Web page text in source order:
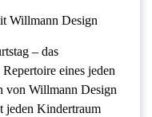
Willmann Design
– das
eines jeden
von Willmann Design
jeden Kindertraum